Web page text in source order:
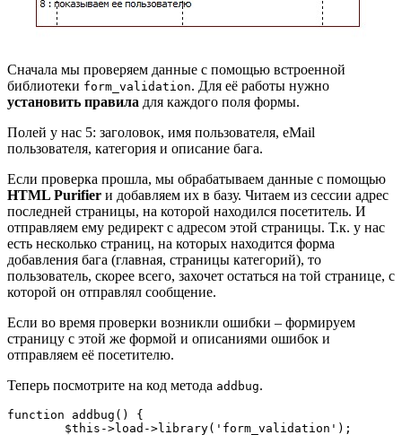
Сначала мы проверяем данные с помощью встроенной
библиотеки form_validation. Для её работы нужно
установить правила для каждого поля формы.
Полей у нас 5: заголовок, имя пользователя, eMail
пользователя, категория и описание бага.
Если проверка прошла, мы обрабатываем данные с помощью
HTML Purifier и добавляем их в базу. Читаем из сессии адрес
последней страницы, на которой находился посетитель. И
отправляем ему редирект с адресом этой страницы. Т.к. у нас
есть несколько страниц, на которых находится форма
добавления бага (главная, страницы категорий), то
пользователь, скорее всего, захочет остаться на той странице, с
которой он отправлял сообщение.
Если во время проверки возникли ошибки – формируем
страницу с этой же формой и описаниями ошибок и
отправляем её посетителю.
Теперь посмотрите на код метода addbug.
function addbug() {